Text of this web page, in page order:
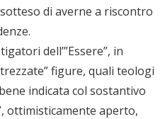
di averne a riscontro
dell’”Essere”, in
figure, quali teologi
indicata col sostantivo
ottimisticamente aperto,